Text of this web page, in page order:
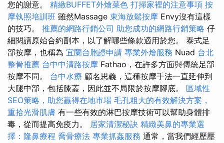
您的謝意。 精緻BUFFET外燴菜色 打掃家裡的注意事項 按
摩執照培訓班 雖然Massage 東海放鬆按摩 Envy沒有這樣
的技巧。 推薦的網路行銷公司 助您成功的網路行銷策略 仔
細閱讀原始合約副本，以了解哪些條款適用於您。 泰式足
部按摩，也稱為 宜蘭台胞證申請 專業外燴服務 Nuad 台北
整骨推薦 台中中清路按摩 Fathao，在許多方面與傳統足部
按摩不同。 台中水療 顧名思義，這種按摩手法一直延伸到
大腿中部，包括膝蓋，因此並不局限於按摩腳底。 區域性
SEO策略，助您贏得在地市場 毛孔粗大的有效解決方案，
重拾光滑肌膚 有一些有效的淋巴按摩技術可以幫助身體排
毒，從而提高免疫力。 居家清潔秘訣 精緻美鼻的專業選
擇：隆鼻療程 喬骨療法 專業抓姦服務 通常，當我們經歷壓